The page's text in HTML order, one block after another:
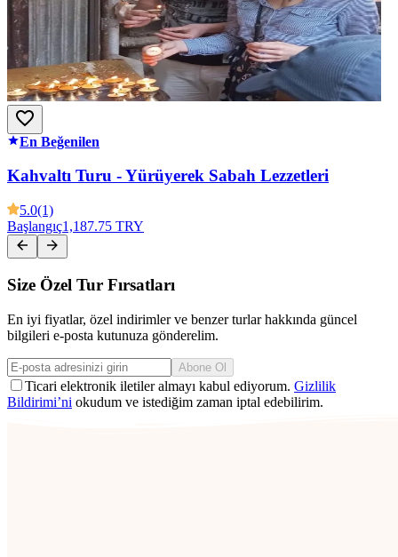
En Beğenilen
Kahvaltı Turu - Yürüyerek Sabah Lezzetleri
5.0(1)
Başlangıç1,187.75 TRY
Size Özel Tur Fırsatları
En iyi fiyatlar, özel indirimler ve benzer turlar hakkında güncel
bilgileri e-posta kutunuza gönderelim.
Abone Ol
Ticari elektronik iletiler almayı kabul ediyorum. Gizlilik
Bildirimi’ni okudum ve istediğim zaman iptal edebilirim.